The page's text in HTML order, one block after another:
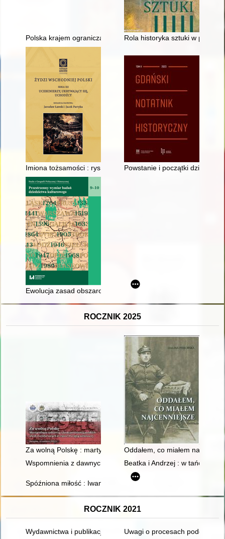
Polska krajem ograniczanej wolności gospodarczej po
Rola historyka sztuki w
Imiona tożsamości : rys biograficzny Miry Krum-Ledowskiej
Powstanie i początki
Ewolucja zasad obszarowej ochrony krajobrazu miejskiego w
ROCZNIK 2025
Za wolną Polskę : martyrologia żołnierzy, policjantów i
Oddałem, co miałem
Wspomnienia z dawnych lat księdza emeryta rodem z Filkówki
Beatka i Andrzej : w tańcu
Spóźniona miłość : Iwan Mazepa i Motria Koczubej w
ROCZNIK 2021
Wydawnictwa i publikacje Uwagi o procesach